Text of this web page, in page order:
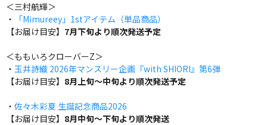
＜三村航輝＞
・
「Mimureey」1stアイテム（単品商品）
【お届け目安】 7月下旬より順次発送予定
＜ももいろクローバーZ＞
・ 玉井詩織 2026年マンスリー企画『with SHIORI』第6弾
【お届け目安】 8月上旬～中旬より順次発送予定
・ 佐々木彩夏 生誕記念商品2026
【お届け目安】 8月中旬～下旬より順次発送